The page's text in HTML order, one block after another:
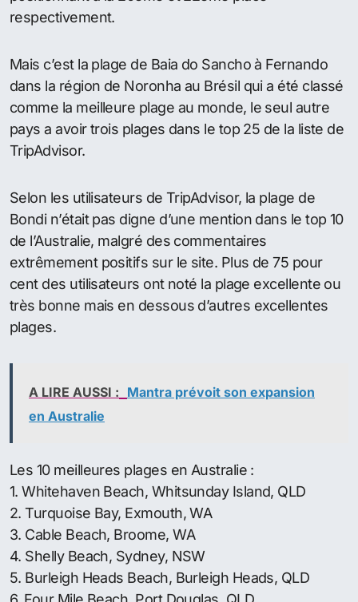
qui a été désignée comme étant la plus belle plage
de l’Australie et du Pacifique Sud, avec les
voyageurs internationaux qui l’ont classé cinquième
meilleure plage dans le monde.
Whitehaven ait reçu le premier prix et a été
reconnue comme l’une des plus belles plages du
monde » a indiqué Danial Rochford, le responsable
Marketing et Développement SA Whitsundays.
Turquoise Bay en Australie-Occidentale et Cable
Beach, près de Broome, sont les deux autres plages
positionnant à la 20ème et 22ème place
respectivement.
comme la meilleure plage au monde, le seul autre
pays a avoir trois plages dans le top 25 de la liste de
TripAdvisor.
Selon les utilisateurs de TripAdvisor, la plage de
Bondi n’était pas digne d’une mention dans le top 10